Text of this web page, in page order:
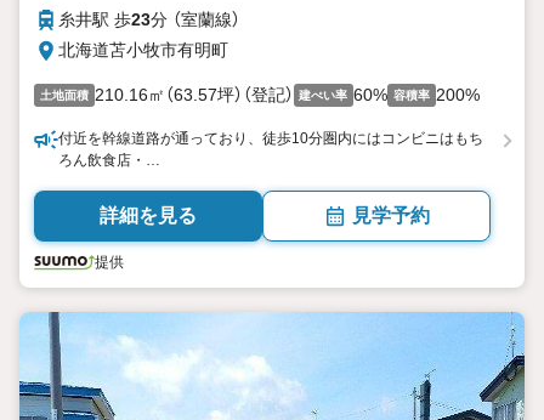
糸井駅 歩23分 （室蘭線）
北海道苫小牧市有明町
土地面積 210.16㎡（63.57坪）（登記） 建ぺい率 60% 容積率 200%
付近を幹線道路が通っており、徒歩10分圏内にはコンビニはもち
ろん飲食店・…
詳細を見る 見学予約
提供